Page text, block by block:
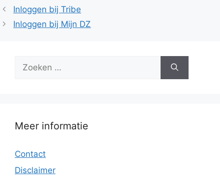
Inloggen bij Tribe
Inloggen bij Mijn DZ
naar:
Meer informatie
Contact
Disclaimer